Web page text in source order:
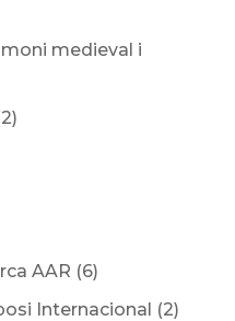
medieval i
AAR (6)
Internacional (2)